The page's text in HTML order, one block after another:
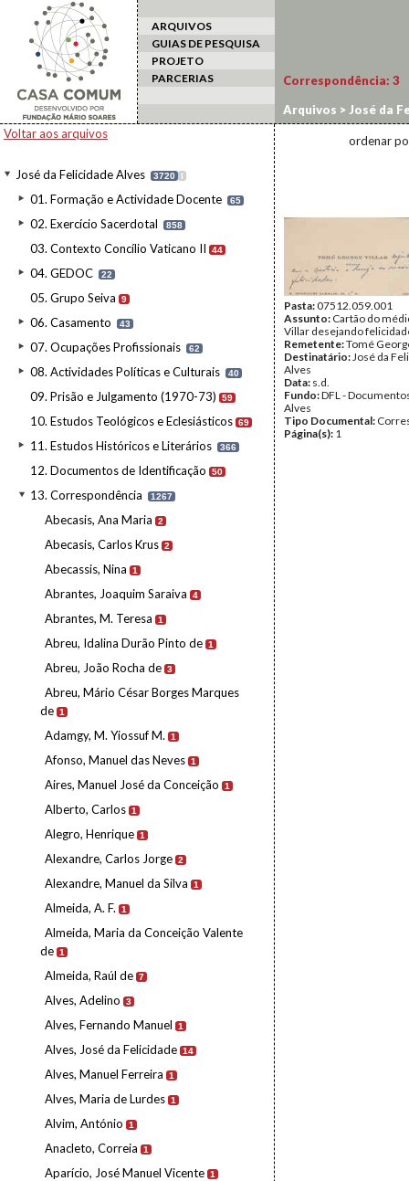
ARQUIVOS
GUIAS DE PESQUISA
PROJETO
PARCERIAS
Voltar aos arquivos
José da Felicidade Alves 3720 I
01. Formação e Actividade Docente 65
02. Exercício Sacerdotal 858
03. Contexto Concílio Vaticano II 44
04. GEDOC 22
05. Grupo Seiva 9
06. Casamento 43
07. Ocupações Profissionais 62
08. Actividades Políticas e Culturais 40
09. Prisão e Julgamento (1970-73) 59
10. Estudos Teológicos e Eclesiásticos 69
11. Estudos Históricos e Literários 366
12. Documentos de Identificação 50
13. Correspondência 1267
Abecasis, Ana Maria 2
Abecasis, Carlos Krus 2
Abecassis, Nina 1
Abrantes, Joaquim Saraiva 4
Abrantes, M. Teresa 1
Abreu, Idalina Durão Pinto de 1
Abreu, João Rocha de 3
Abreu, Mário César Borges Marques
de 1
Adamgy, M. Yiossuf M. 1
Afonso, Manuel das Neves 1
Aires, Manuel José da Conceição 1
Alberto, Carlos 1
Alegro, Henrique 1
Alexandre, Carlos Jorge 2
Alexandre, Manuel da Silva 1
Almeida, A. F. 1
Almeida, Maria da Conceição Valente
de 1
Almeida, Raúl de 7
Alves, Adelino 3
Alves, Fernando Manuel 1
Alves, José da Felicidade 14
Alves, Manuel Ferreira 1
Alves, Maria de Lurdes 1
Alvim, António 1
Anacleto, Correia 1
Aparício, José Manuel Vicente 1
Correspondência: 3
Arquivos > José da
ordenar
Pasta:07512.059.001
Assunto: Cartão do
Villar desejando
Remetente:Tomé
Destinatário:José da
Alves
Data: s.d.
Fundo:DFL -
Alves
Tipo Documental:
Página(s): 1